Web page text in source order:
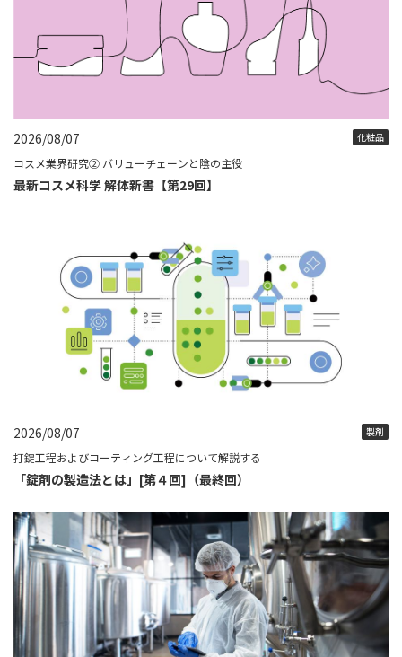
2026/08/07 化粧品
コスメ業界研究② バリューチェーンと陰の主役
最新コスメ科学 解体新書【第29回】
2026/08/07 製剤
打錠工程およびコーティング工程について解説する
「錠剤の製造法とは」[第４回]（最終回）